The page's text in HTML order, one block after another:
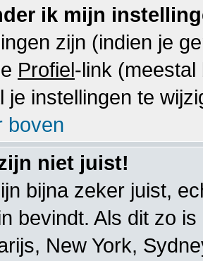
ik mijn
zijn (indien je
Profiel-link (meestal
je instellingen te
boven
niet juist!
bijna zeker juist,
bevindt. Als dit zo
New York,